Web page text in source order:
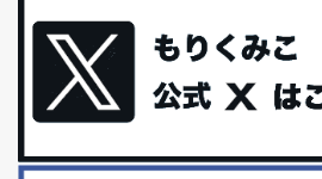
今回は、最近毎回定期的に購入している
礼品トップ５を紹介します。今までいろ...
更年期を穏やかに乗りきるために今でき
アラフィフからの体と心の整え方。 私も
といった更年期症状はまだ...
白髪・美容・免疫力、現代人に足りない